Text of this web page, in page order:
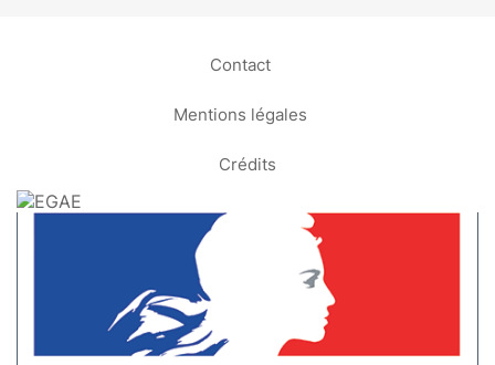
Contact
Mentions légales
Crédits